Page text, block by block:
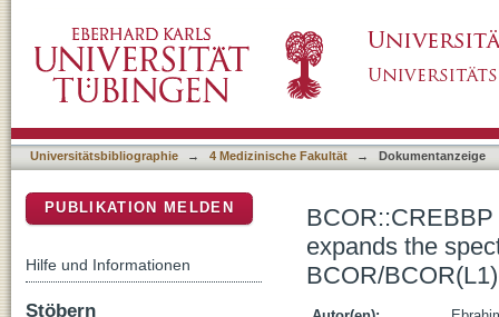
methylation class CNS tumor with BCOR/
Universitätsbibliographie → 4 Medizinische Fakultät → Dokumentanzeige
expands the
BCOR/
PUBLIKATION MELDEN
Hilfe und Informationen
Stöbern